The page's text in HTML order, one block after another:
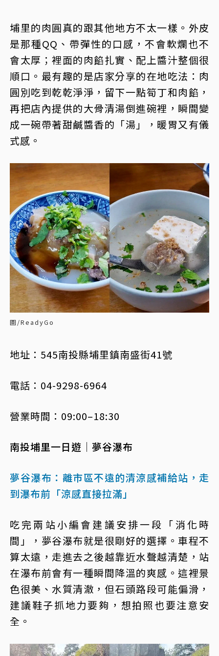
埔里的肉圓真的跟其他地方不太一樣。外皮
是那種QQ、帶彈性的口感，不會軟爛也不
會太厚；裡面的肉餡扎實、配上醬汁整個很
順口。最有趣的是店家分享的在地吃法：肉
圓別吃到乾乾淨淨，留下一點筍丁和肉餡，
再把店內提供的大骨清湯倒進碗裡，瞬間變
成一碗帶著甜鹹醬香的「湯」，暖胃又有儀
式感。
圖/ReadyGo
地址：545南投縣埔里鎮南盛街41號
電話：04-9298-6964
營業時間：09:00–18:30
南投埔里一日遊｜夢谷瀑布
夢谷瀑布：離市區不遠的清涼感補給站，走
到瀑布前「涼感直接拉滿」
吃完兩站小編會建議安排一段「消化時
間」，夢谷瀑布就是很剛好的選擇。車程不
算太遠，走進去之後越靠近水聲越清楚，站
在瀑布前會有一種瞬間降溫的爽感。這裡景
色很美、水質清澈，但石頭路段可能偏滑，
建議鞋子抓地力要夠，想拍照也要注意安
全。